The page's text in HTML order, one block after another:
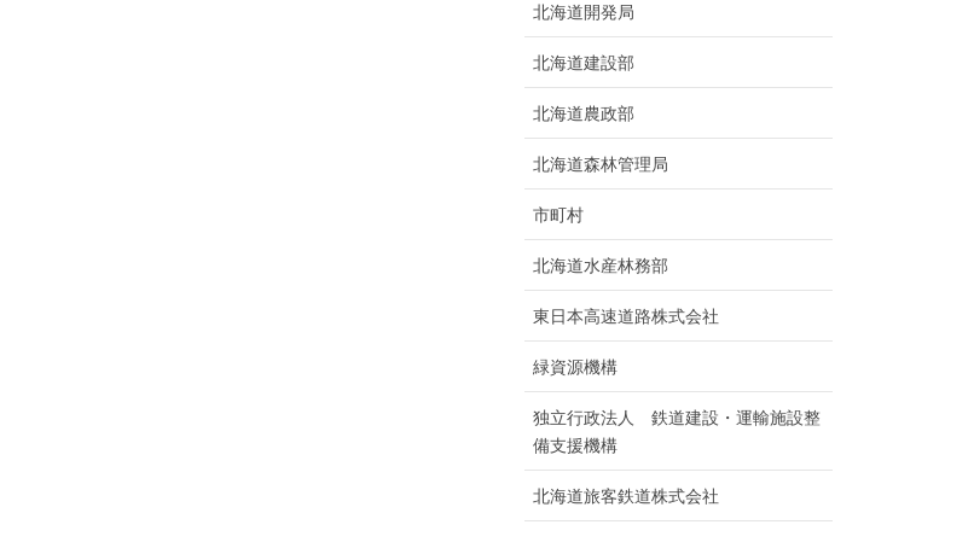
北海道開発局
北海道建設部
北海道農政部
北海道森林管理局
市町村
北海道水産林務部
東日本高速道路株式会社
緑資源機構
独立行政法人 鉄道建設・運輸施設整
備支援機構
北海道旅客鉄道株式会社